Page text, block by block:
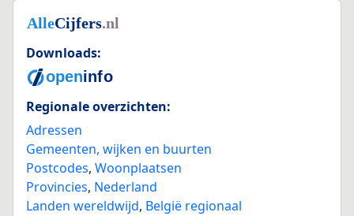
Downloads:
Regionale overzichten:
Adressen
Gemeenten, wijken en buurten
Postcodes, Woonplaatsen
Provincies, Nederland
Landen wereldwijd, België regionaal